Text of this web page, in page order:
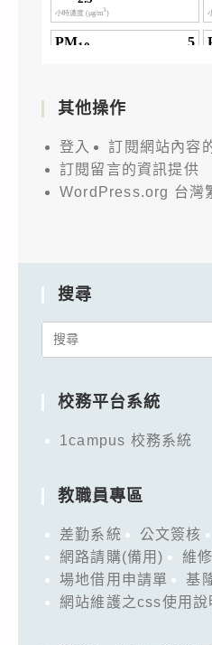
其他操作
登入
訂閱網站內容
訂閱留言的資訊提供
WordPress.org 台灣
搜尋
Search
校務平台系統
1campus 校務系統
教職員專區
差勤系統 公文簽核
網路請購(備用)
維
場地借用申請單
基
網站維護之css使用說